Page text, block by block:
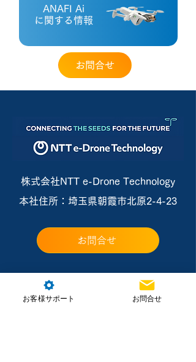
ANAFI Ai
に関する情報
お問合せ
株式会社NTT e-Drone Technology
本社住所：埼玉県朝霞市北原2-4-23
お問合せ
お客様サポート お問合せ